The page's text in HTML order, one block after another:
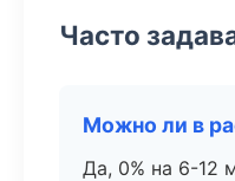
Часто
Можно ли в
Да, 0% на 6-12